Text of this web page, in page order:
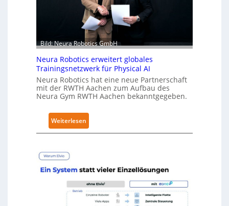
h
ä
l
t
S
e
c
u
r
i
t
-
v
l
-
Bild: Neura Robotics GmbH
Neura Robotics erweitert globales
Trainingsnetzwerk für Physical AI
Neura Robotics hat eine neue Partnerschaft
mit der RWTH Aachen zum Aufbau des
Neura Gym RWTH Aachen bekanntgegeben.
Weiterlesen
N
a
R
o